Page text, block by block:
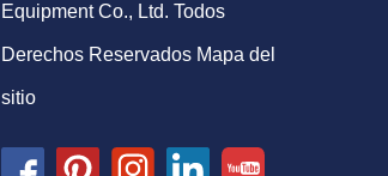
Equipment Co., Ltd. Todos
Derechos Reservados Mapa del
sitio